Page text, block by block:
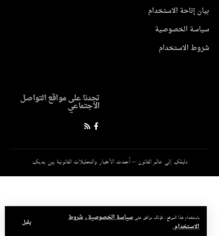
باستخدام هذا الموقع ، فإنك توافق علىسياسة الخصوصيةوشروط
الاستخدام.
يقبل
بيان إتاحة الاستخدام
سياسة الخصوصية
شروط الاستخدام
تجدنا على مواقع التواصل
الاجتماعي
دليلك إلى عالم القانون – أحدث الأخبار والتحليلات القانونية بين يديك